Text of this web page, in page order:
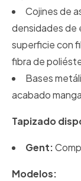
Cojines de
densidades de
superficie con
fibra de
Bases
acabado
Tapizado
Gent:
Modelos: